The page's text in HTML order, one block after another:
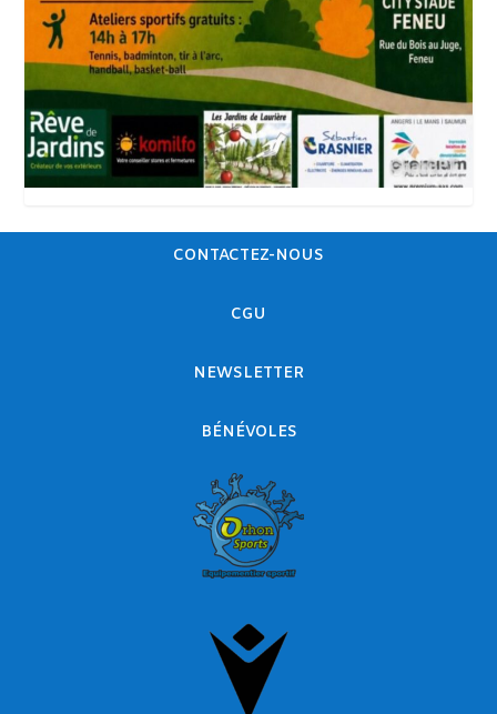
CONTACTEZ-NOUS
CGU
NEWSLETTER
BÉNÉVOLES